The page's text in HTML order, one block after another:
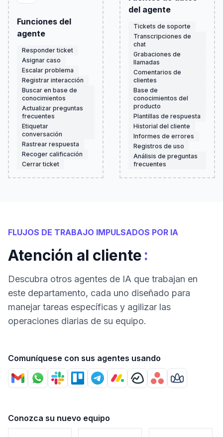
Funciones del
agente
Responder ticket
Asignar caso
Escalar problema
Registrar interacción
Buscar en base de
conocimientos
Actualizar preguntas
frecuentes
Etiquetar
conversación
Rastrear respuesta
Recoger calificación
Cerrar ticket
del agente
Tickets de soporte
Transcripciones de
chat
Grabaciones de
llamadas
Comentarios de
clientes
Base de
conocimientos del
producto
Plantillas de respuesta
Historial del cliente
Informes de errores
Registros de uso
Análisis de preguntas
frecuentes
FLUJOS DE TRABAJO IMPULSADOS POR IA
Atención al cliente:
Descubra otros agentes de IA que trabajan en
este departamento, cada uno diseñado para
manejar tareas específicas y agilizar las
operaciones diarias de su equipo.
Comuníquese con sus agentes usando
Conozca su nuevo equipo